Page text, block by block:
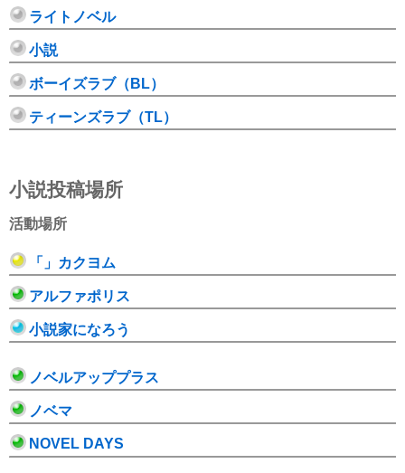
ライトノベル
小説
ボーイズラブ（BL）
ティーンズラブ（TL）
小説投稿場所
活動場所
「」カクヨム
アルファポリス
小説家になろう
ノベルアッププラス
ノベマ
NOVEL DAYS